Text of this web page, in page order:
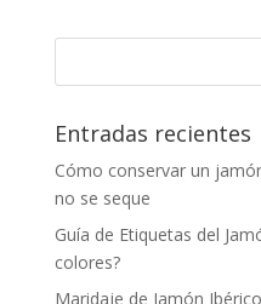
Entradas recientes
Cómo conservar un
no se seque
Guía de Etiquetas del
colores?
Maridaje de Jamón